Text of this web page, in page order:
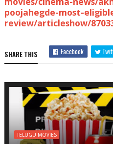
poojahegde-most-
review/articleshow/
SHARE THIS Facebook
TELUGU MOVIES